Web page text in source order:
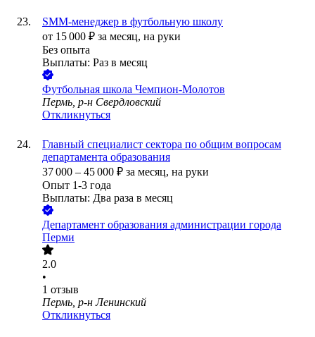
SMM-менеджер в футбольную школу
от 15 000 ₽ за месяц, на руки
Без опыта
Выплаты: Раз в месяц
Футбольная школа Чемпион-Молотов
Пермь, р-н Свердловский
Откликнуться
Главный специалист сектора по общим вопросам
департамента образования
37 000 – 45 000 ₽ за месяц, на руки
Опыт 1-3 года
Выплаты: Два раза в месяц
Департамент образования администрации города
Перми
2.0
•
1 отзыв
Пермь, р-н Ленинский
Откликнуться